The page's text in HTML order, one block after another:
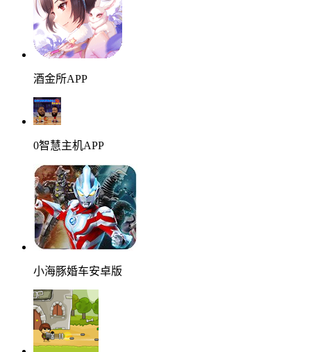
酒金所APP
0智慧主机APP
小海豚婚车安卓版